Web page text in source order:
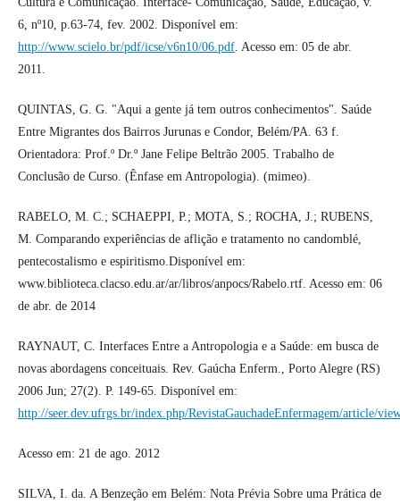
6, nº10, p.63-74, fev. 2002. Disponível em:
http://www.scielo.br/pdf/icse/v6n10/06.pdf. Acesso em: 05 de abr.
2011.
QUINTAS, G. G. "Aqui a gente já tem outros conhecimentos". Saúde
Entre Migrantes dos Bairros Jurunas e Condor, Belém/PA. 63 f.
Orientadora: Prof.º Dr.º Jane Felipe Beltrão 2005. Trabalho de
Conclusão de Curso. (Ênfase em Antropologia). (mimeo).
RABELO, M. C.; SCHAEPPI, P.; MOTA, S.; ROCHA, J.; RUBENS,
M. Comparando experiências de aflição e tratamento no candomblé,
pentecostalismo e espiritismo.Disponível em:
www.biblioteca.clacso.edu.ar/ar/libros/anpocs/Rabelo.rtf. Acesso em: 06
de abr. de 2014
RAYNAUT, C. Interfaces Entre a Antropologia e a Saúde: em busca de
novas abordagens conceituais. Rev. Gaúcha Enferm., Porto Alegre (RS)
2006 Jun; 27(2). P. 149-65. Disponível em:
http://seer.dev.ufrgs.br/index.php/RevistaGauchadeEnfermagem/article/
Acesso em: 21 de ago. 2012
SILVA, I. da. A Benzeção em Belém: Nota Prévia Sobre uma Prática de